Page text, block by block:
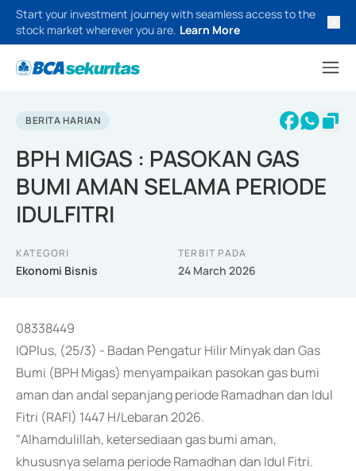
Start your investment journey with seamless access to the
stock market wherever you are. Learn More
BERITA HARIAN
BPH MIGAS : PASOKAN GAS
BUMI AMAN SELAMA PERIODE
IDULFITRI
KATEGORI
Ekonomi Bisnis
TERBIT PADA
24 March 2026
08338449
IQPlus, (25/3) - Badan Pengatur Hilir Minyak dan Gas
Bumi (BPH Migas) menyampaikan pasokan gas bumi
aman dan andal sepanjang periode Ramadhan dan Idul
Fitri (RAFI) 1447 H/Lebaran 2026.
"Alhamdulillah, ketersediaan gas bumi aman,
khususnya selama periode Ramadhan dan Idul Fitri.